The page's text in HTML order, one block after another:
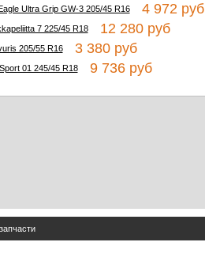
Ultra Grip GW-3 205/45 R164 972 руб
7 225/45 R1812 280 руб
205/55 R163 380 руб
01 245/45 R189 736 руб